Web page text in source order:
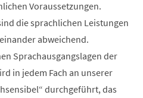
Voraussetzungen.
die sprachlichen Leistungen
abweichend.
Sprachausgangslagen der
in jedem Fach an unserer
durchgeführt, das